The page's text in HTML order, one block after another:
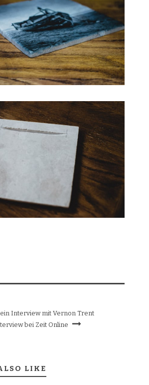
Interview mit Vernon Trent
bei Zeit Online
LIKE